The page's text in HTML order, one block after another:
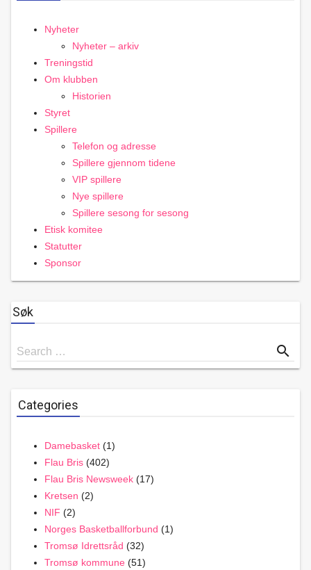
Nyheter
Nyheter – arkiv
Treningstid
Om klubben
Historien
Styret
Spillere
Telefon og adresse
Spillere gjennom tidene
VIP spillere
Nye spillere
Spillere sesong for sesong
Etisk komitee
Statutter
Sponsor
Søk
Search
for
Search … search
Categories
Damebasket (1)
Flau Bris (402)
Flau Bris Newsweek (17)
Kretsen (2)
NIF (2)
Norges Basketballforbund (1)
Tromsø Idrettsråd (32)
Tromsø kommune (51)